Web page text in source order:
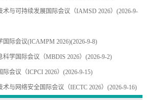
与可持续发展国际会议（IAMSD 2026） (2026-9-
国际会议(ICAMPM 2026)(2026-9-8)
学国际会议（MBDIS 2026） (2026-9-2)
会议（ICPCI 2026） (2026-9-15)
与网络安全国际会议（IECTC 2026） (2026-9-16)